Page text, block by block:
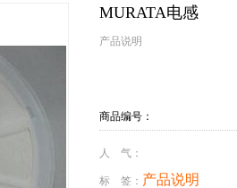
MURATA电感
产品说明
商品编号：
人 气：
标 签： 产品说明